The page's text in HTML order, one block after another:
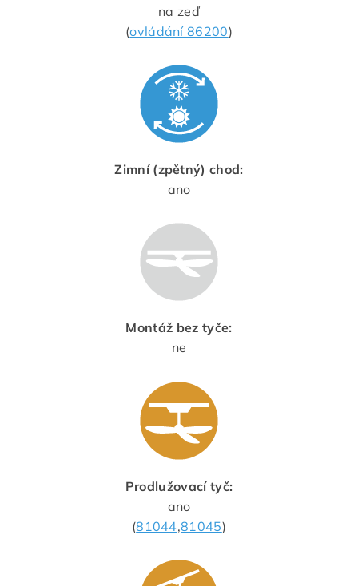
na zeď
(ovládání 86200)
Zimní (zpětný) chod:
ano
Montáž bez tyče:
ne
Prodlužovací tyč:
ano
(81044,81045)